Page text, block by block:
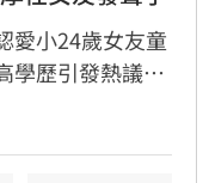
愛小24歲女友童
學歷引發熱議。
性，指稱網路